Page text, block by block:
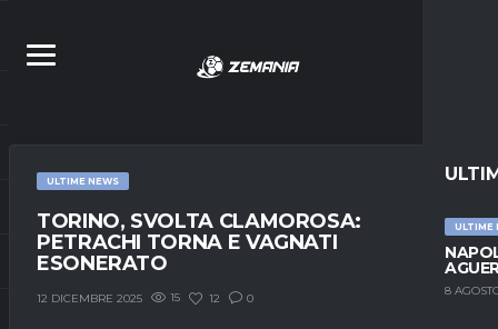
ULTIME
8
ULTIME NEWS
TORINO, SVOLTA CLAMOROSA:
PETRACHI TORNA E VAGNATI
ESONERATO
12 DICEMBRE 2025 15 12 0